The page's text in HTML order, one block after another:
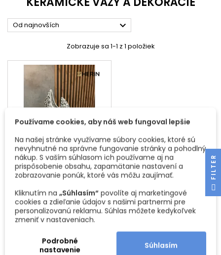
Od najnovších 
Zobrazuje sa 1-1 z 1 položiek
KERAMICKÁ VÁZA MAGIC /
BIELA
stôl alebo na zem vyrobená
z vysokokvalitných
materiálov. Šírka : 230 mm ,
Výška: 320 mm, Hĺbka : 80
vysokou vázou
Cena
32,18 €
Používame cookies, aby náš web fungoval lepšie
Na našej stránke využívame súbory cookies, ktoré sú
nevyhnutné na správne fungovanie stránky a pohodlný
nákup. S vaším súhlasom ich používame aj na
prispôsobenie obsahu, zapamätanie nastavení a
zobrazovanie ponúk, ktoré vás môžu zaujímať.
Kliknutím na „Súhlasím“ povolíte aj marketingové
cookies a zdieľanie údajov s našimi partnermi pre
personalizovanú reklamu. Súhlas môžete kedykoľvek
zmeniť v nastaveniach.
Podrobné
nastavenie
Súhlasím
R